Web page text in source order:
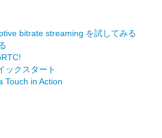
bitrate streaming を試してみる
ックスタート
Touch in Action